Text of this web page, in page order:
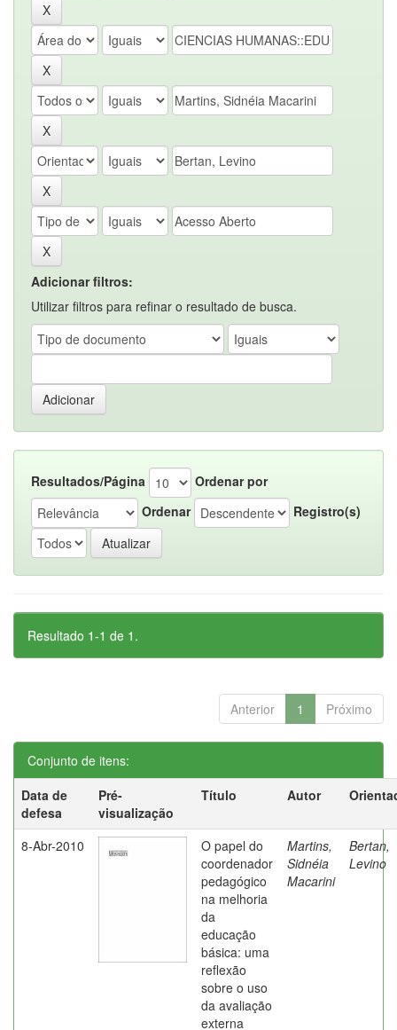
Adicionar filtros:
Utilizar filtros para refinar o resultado de busca.
Resultados/Página
Ordenar por
Ordenar
Registro(s)
Resultado 1-1 de 1.
Anterior 1 Próximo
Conjunto de itens:
Data de
defesa
Pré-
visualização
Título Autor
8-Abr-2010
O papel do
coordenador
pedagógico
na melhoria
da
educação
básica: uma
reflexão
sobre o uso
da avaliação
externa
Martins,
Sidnéia
Macarini
Bertan,
Levino